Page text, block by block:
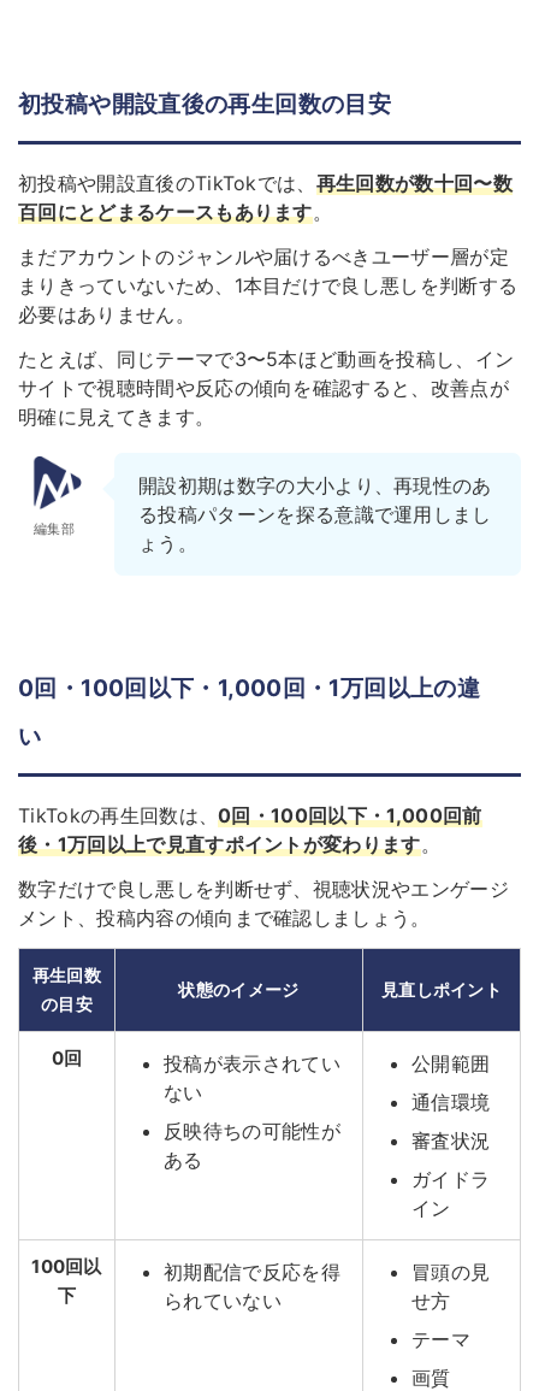
初投稿や開設直後の再生回数の目安
初投稿や開設直後のTikTokでは、 再生回数が数十回〜数
百回にとどまるケースもあります。
まだアカウントのジャンルや届けるべきユーザー層が定
まりきっていないため、1本目だけで良し悪しを判断する
必要はありません。
たとえば、同じテーマで3〜5本ほど動画を投稿し、イン
サイトで視聴時間や反応の傾向を確認すると、改善点が
明確に見えてきます。
編集部
開設初期は数字の大小より、再現性のあ
る投稿パターンを探る意識で運用しまし
ょう。
0回・100回以下・1,000回・1万回以上の違
い
TikTokの再生回数は、0回・100回以下・1,000回前
後・1万回以上で見直すポイントが変わります。
数字だけで良し悪しを判断せず、視聴状況やエンゲージ
メント、投稿内容の傾向まで確認しましょう。
再生回数
の目安
状態のイメージ 見直しポイント
0回
投稿が表示されてい
ない
反映待ちの可能性が
ある
公開範囲
通信環境
審査状況
ガイドラ
イン
100回以
下
初期配信で反応を得
られていない
冒頭の見
せ方
テーマ
画質